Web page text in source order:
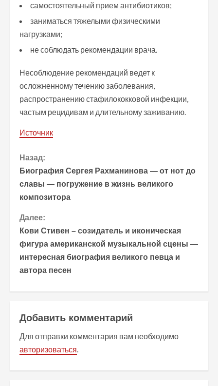
самостоятельный прием антибиотиков;
заниматься тяжелыми физическими
нагрузками;
не соблюдать рекомендации врача.
Несоблюдение рекомендаций ведет к
осложненному течению заболевания,
распространению стафилококковой инфекции,
частым рецидивам и длительному заживанию.
Источник
П
р
о
д
о
л
т
ь
Назад:
Биография Сергея Рахманинова — от нот до
славы — погружение в жизнь великого
композитора
Далее:
Кови Стивен – созидатель и иконическая
фигура американской музыкальной сцены —
интересная биография великого певца и
автора песен
Добавить комментарий
Для отправки комментария вам необходимо
авторизоваться.